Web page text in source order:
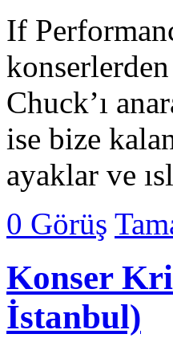
If
Chuck’ı
ise bize
ayaklar ve
0 Görüş
Konser
İstanbul)